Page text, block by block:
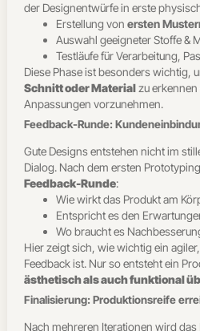
der Designentwürfe in erste
Erstellung vonersten
Auswahl geeigneter Stoffe &
Testläufe für Verarbeitung,
Diese Phase ist besonders wichtig,
Schnitt oder Materialzu
Anpassungen vorzunehmen.
Feedback-Runde:
Gute Designs entstehen nicht im
Dialog. Nach dem ersten
Feedback-Runde:
Wie wirkt das Produkt am
Entspricht es den
Wo braucht es
Hier zeigt sich, wie wichtig ein
Feedback ist. Nur so entsteht ein
ästhetisch als auch funktional
Finalisierung: Produktionsreife
Nach mehreren Iterationen wird